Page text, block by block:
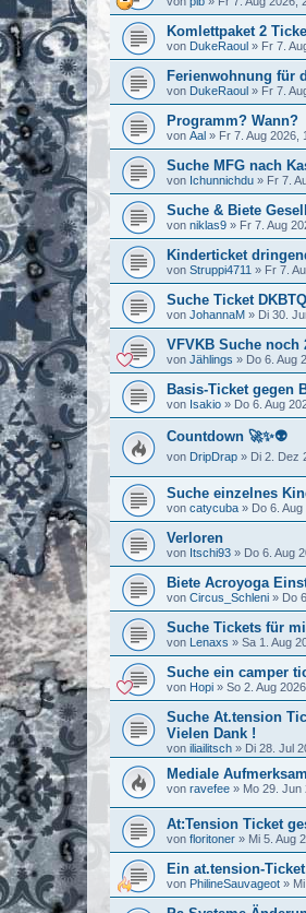
Komlettpaket 2
von DukeRaoul » Fr 7.
Ferienwohnung für
von DukeRaoul » Fr 7.
Programm? Wann?
von Aal » Fr 7. Aug 2026,
Suche MFG nach
von Ichunnichdu » Fr 7.
Suche & Biete
von niklas9 » Fr 7. Aug
Kinderticket
von Struppi4711 » Fr 7.
Suche Ticket
von JohannaM » Di 30.
VFVKB Suche
von Jählings » Do 6. Aug
Basis-Ticket gegen
von Isakio » Do 6. Aug
Countdown 🚀✨👽
von DripDrap » Di 2. Dez
Suche einzelnes
von catycuba » Do 6.
Verloren
von Itschi93 » Do 6. Aug
Biete Acroyoga
von Circus_Schleni » Do
Suche Tickets für
von Lenaxs » Sa 1. Aug
Suche ein camper
von Hopi » So 2. Aug
Suche At.tension
Vielen Dank !
von iliailitsch » Di 28. Jul
Mediale
von ravefee » Mo 29. Jun
At:Tension Ticket
von floritoner » Mi 5. Aug
Ein at.tension-
von PhilineSauvageot »